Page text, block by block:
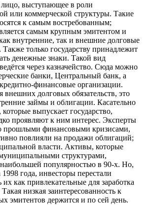
выступающее в роли
или коммерческой структуры. Такие
к самым востребованным;
самым крупным эмитентом и
внутренние, так и внешние долговые
Также только государству принадлежит
денежные знаки. Такой вид
через казначейство. Сюда можно
банки, Центральный банк, а
финансовые организации.
внешних долговых обязательств, это
займы и облигации. Касательно
выпускает государство,
проявляют к ним интерес. Эксперты
прошлыми финансовыми кризисами,
повлияли на продажи облигаций;
власти. Активы, которые
структурами,
наибольшей популярностью в 90-х. Но,
1998 года, инвесторы перестали
их как привлекательные для заработка
низкая заинтересованность к
эмитентов держится и по сей день.